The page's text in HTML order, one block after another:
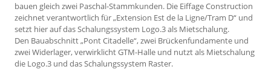
bauen gleich zwei Paschal-Stammkunden. Die Eiffage Construction
zeichnet verantwortlich für „Extension Est de la Ligne/Tram D“ und
setzt hier auf das Schalungssystem Logo.3 als Mietschalung.
Den Bauabschnitt „Pont Citadelle“, zwei Brückenfundamente und
zwei Widerlager, verwirklicht GTM-Halle und nutzt als Mietschalung
die Logo.3 und das Schalungssystem Raster.